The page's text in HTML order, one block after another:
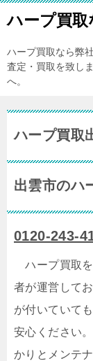
ハープ買
ハープ買取なら弊
査定・買取を致し
へ。
ハープ買取
出雲市のハ
0120-243-
ハープ買取を
者が運営して
が付いていて
安心ください
かりとメンテ